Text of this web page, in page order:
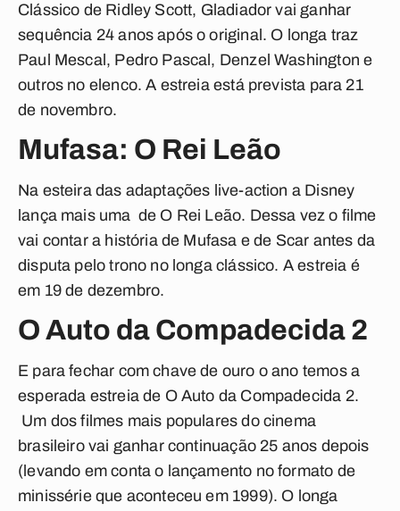
Clássico de Ridley Scott, Gladiador vai ganhar
sequência 24 anos após o original. O longa traz
Paul Mescal, Pedro Pascal, Denzel Washington e
outros no elenco. A estreia está prevista para 21
de novembro.
Mufasa: O Rei Leão
Na esteira das adaptações live-action a Disney
lança mais uma de O Rei Leão. Dessa vez o filme
vai contar a história de Mufasa e de Scar antes da
disputa pelo trono no longa clássico. A estreia é
em 19 de dezembro.
O Auto da Compadecida 2
E para fechar com chave de ouro o ano temos a
esperada estreia de O Auto da Compadecida 2.
Um dos filmes mais populares do cinema
brasileiro vai ganhar continuação 25 anos depois
(levando em conta o lançamento no formato de
minissérie que aconteceu em 1999). O longa